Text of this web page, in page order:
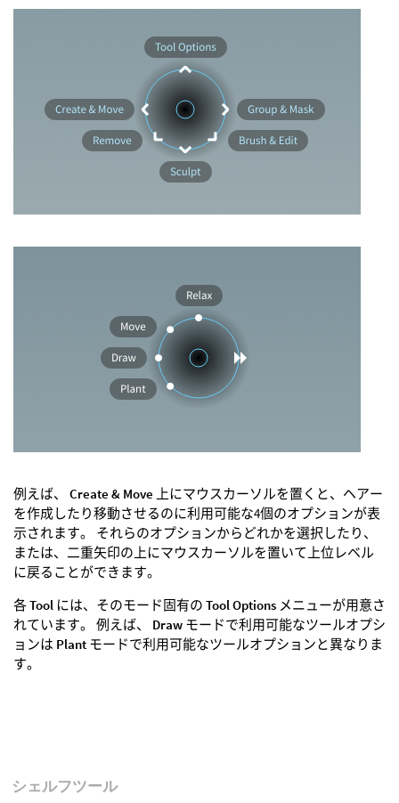
例えば、 Create & Move 上にマウスカーソルを置くと、ヘアー
を作成したり移動させるのに利用可能な4個のオプションが表
示されます。 それらのオプションからどれかを選択したり、
または、二重矢印の上にマウスカーソルを置いて上位レベル
に戻ることができます。
各Tool には、そのモード固有の Tool Options メニューが用意さ
れています。 例えば、 Draw モードで利用可能なツールオプシ
ョンは Plant モードで利用可能なツールオプションと異なりま
す。
シェルフツール